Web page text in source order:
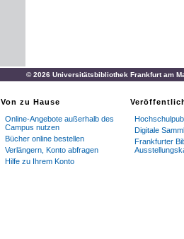
© 2026 Universitätsbibliothek Frankfurt am
Von zu Hause
Online-Angebote außerhalb des
Campus nutzen
Bücher online bestellen
Verlängern, Konto abfragen
Hilfe zu Ihrem Konto
Digitale
Frankfurter